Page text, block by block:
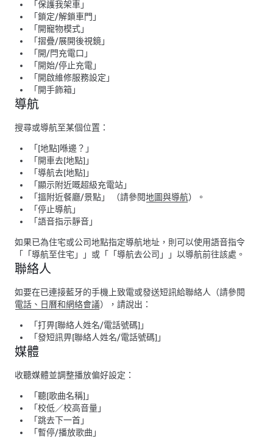
「保護我架車」
「鎖定/解鎖車門」
「開寵物模式」
「摺疊/展開後視鏡」
「開/閂充電口」
「開始/停止充電」
「開啟維修服務設定」
「開手飾箱」
導航
搜尋或導航至某個位置：
「[地點]喺邊？」
「開車去[地點]」
「導航去[地點]」
「顯示附近嘅超級充電站」
「搵附近餐廳/景點」
（請參閱地圖與導航）。
「停止導航」
「語音指示靜音」
如果已為住宅或公司地點指定導航地址，則可以使用語音指令
「
「導航至住宅」 」或「 「導航去公司」 」以導航前往該處。
聯絡人
如要在已連接藍牙的手機上致電或發送短訊給聯絡人（請參閱
電話、日曆和網絡會議），請說出：
「打畀[聯絡人姓名/電話號碼]」
「發短訊畀[聯絡人姓名/電話號碼]」
媒體
收聽媒體並調整播放偏好設定：
「聽[歌曲名稱]」
「校低／校高音量」
「跳去下一首」
「暫停/播放歌曲」